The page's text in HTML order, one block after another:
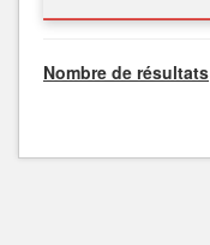
Nombre de résultats